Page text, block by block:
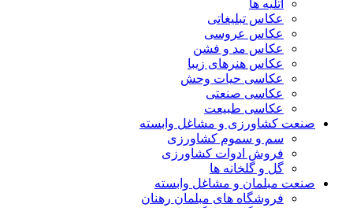
آتلیه ها
عکاس تبلیغاتی
عکاس عروسی
عکاس مد و فشن
عکاس هنرهای زیبا
عکاسی حیات وحش
عکاسی صنعتی
عکاسی طبیعت
صنعت کشاورزی و مشاغل وابسته
سم و سموم کشاورزی
فروش ادوات کشاورزی
گل و گلخانه ها
صنعت مبلمان و مشاغل وابسته
فروشگاه های مبلمان رهنان